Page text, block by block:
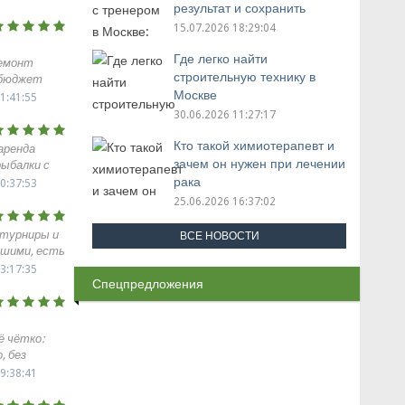
floor
в
можно
В жизни
и
намного
У
из
и
своему
похож на
никак не
с
самим
понятно.
отлично
и
есть
За
чётко:
без
результат и сохранить
мотивацию
15.07.2026 18:29:04
Где легко найти
строительную технику в
Москве
30.06.2026 11:27:17
Кто такой химиотерапевт и
зачем он нужен при лечении
рака
25.06.2026 16:37:02
ВСЕ НОВОСТИ
Спецпредложения